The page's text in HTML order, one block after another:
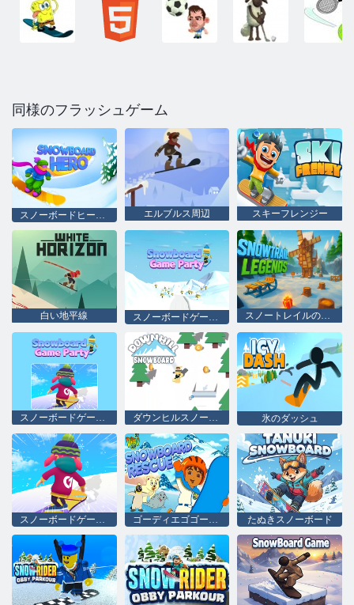
同様のフラッシュゲーム
スノーボードヒーロー エルブルス周辺 スキーフレンジー
白い地平線 スノートレイルの伝説
スノーボードゲームパーティー ダウンヒルスノーボード 氷のダッシュ
スノーボードゲームパーティー ゴーディエゴゴー！ スノーボードレスキュー たぬきスノーボード